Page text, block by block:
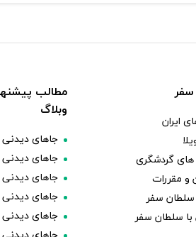
ایران
های گردشگری
و مقررات
سلطان سفر
سلطان سفر
مطالب
وبلاگ
جاهای
جاهای دیدنی
جاهای دیدنی
جاهای
جاهای دیدنی